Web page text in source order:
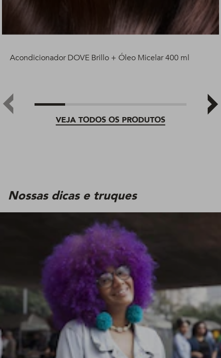
VEJA TODOS OS PRODUTOS
Acondicionador DOVE Brillo + Óleo Micelar 400 ml
Nossas dicas e truques